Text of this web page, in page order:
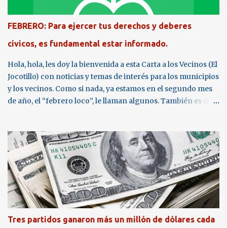
ciudadanos. Por definición, todas las entidades públicas o de
otro carácter, que manejen fondos públicos constituyen
“sujetos obligados” a entregar información que los
ciudadanos soliciten, al tenor de l a mencionada ley.
FEBRERO: Para ejercer tus derechos y deberes
cívicos, es fundamental estar informado.
Hola, hola, les doy la bienvenida a esta Carta a los Vecinos (El
Jocotillo) con noticias y temas de interés para los municipios
y los vecinos. Como si nada, ya estamos en el segundo mes
de año, el “febrero loco”, le llaman algunos. También es el
ejecución del presupuesto en los ministerios de Estado y
otras instituciones públicas, entre ellas, las municipalidades.
Pues bien, las adquisiciones o compras de baja cuantía son
aquellas que pueden realizar los alcaldes hasta por un
monto de Q25 mil cada una. Para información a la
ciudadanía, ésta debe publicarse en el portal electrónico
oficial de la municipalidad como “información pública de
oficio”, en los primeros cinco días de cada mes. Base legal:
Tres partidos ganaron más un millón de dólares cada